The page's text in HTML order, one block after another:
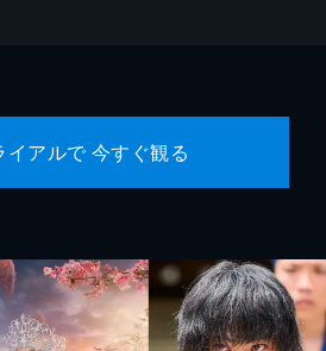
イアルで 今すぐ観る